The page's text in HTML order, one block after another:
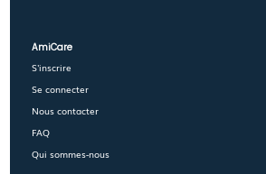
AmiCare
S'inscrire
Se connecter
Nous contacter
FAQ
Qui sommes-nous